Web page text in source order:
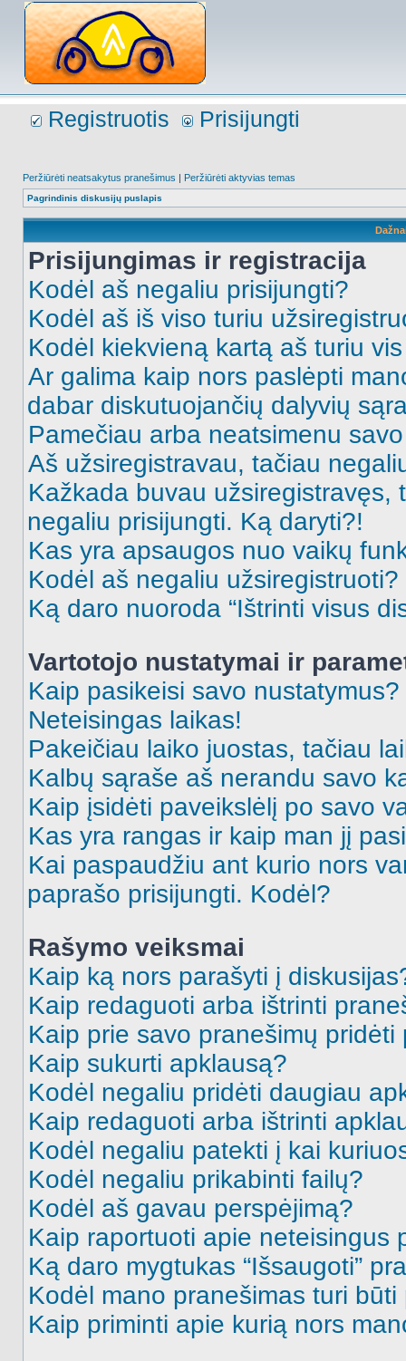
Registruotis Prisijungti
Peržiūrėti neatsakytus pranešimus | Peržiūrėti aktyvias temas
Pagrindinis diskusijų puslapis
Prisijungimas ir registracija
Kodėl aš negaliu prisijungti?
Kodėl aš iš viso turiu
Kodėl kiekvieną kartą aš turiu
Ar galima kaip nors paslėpti
dabar diskutuojančių dalyvių
Pamečiau arba neatsimenu
Aš užsiregistravau, tačiau
Kažkada buvau užsiregistravęs,
negaliu prisijungti. Ką daryti?!
Kas yra apsaugos nuo vaikų
Kodėl aš negaliu užsiregistruoti?
Ką daro nuoroda “Ištrinti visus
Vartotojo nustatymai ir
Kaip pasikeisi savo nustatymus?
Neteisingas laikas!
Pakeičiau laiko juostas, tačiau
Kalbų sąraše aš nerandu savo
Kaip įsidėti paveikslėlį po savo
Kas yra rangas ir kaip man jį
Kai paspaudžiu ant kurio nors
paprašo prisijungti. Kodėl?
Rašymo veiksmai
Kaip ką nors parašyti į
Kaip redaguoti arba ištrinti
Kaip prie savo pranešimų pridėti
Kaip sukurti apklausą?
Kodėl negaliu pridėti daugiau
Kaip redaguoti arba ištrinti
Kodėl negaliu patekti į kai
Kodėl negaliu prikabinti failų?
Kodėl aš gavau perspėjimą?
Kaip raportuoti apie neteisingus
Ką daro mygtukas “Išsaugoti”
Kodėl mano pranešimas turi būti
Kaip priminti apie kurią nors